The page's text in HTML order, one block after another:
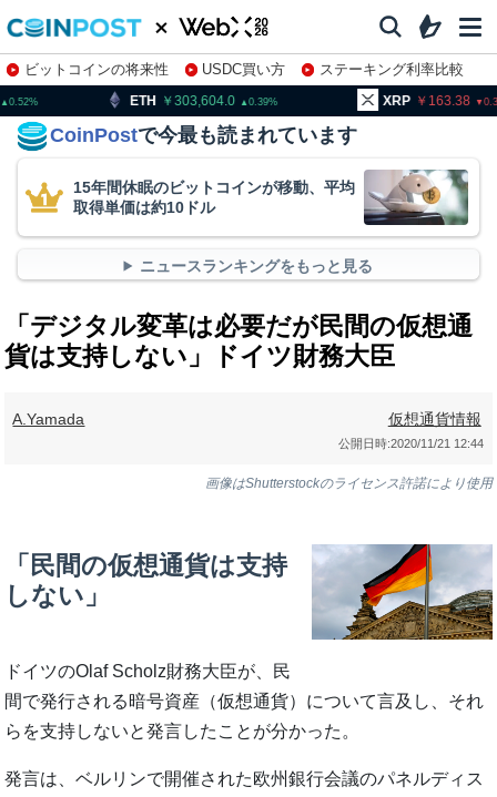
ビットコインの将来性 USDC買い方
ステーキング利率比較
株特集・関連銘柄
303,604.0 0.39 XRP 163.38 BNB
CoinPostで今最も読まれています
15年間休眠のビットコインが移動、平均
取得単価は約10ドル
ニュースランキングをもっと見る
「デジタル変革は必要だが民間の仮想通
貨は支持しない」ドイツ財務大臣
A.Yamada 仮想通貨情報
公開日時:2020/11/21 12:44
画像はShutterstockのライセンス許諾により使用
「民間の仮想通貨は支持
しない」
ドイツのOlaf Scholz財務大臣が、民
間で発行される暗号資産（仮想通貨）について言及し、それ
らを支持しないと発言したことが分かった。
発言は、ベルリンで開催された欧州銀行会議のパネルディス